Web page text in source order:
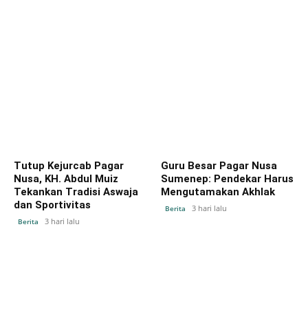
Tutup Kejurcab Pagar
Nusa, KH. Abdul Muiz
Tekankan Tradisi Aswaja
dan Sportivitas
Berita 3 hari lalu
Guru Besar Pagar Nusa
Sumenep: Pendekar Harus
Mengutamakan Akhlak
Berita 3 hari lalu